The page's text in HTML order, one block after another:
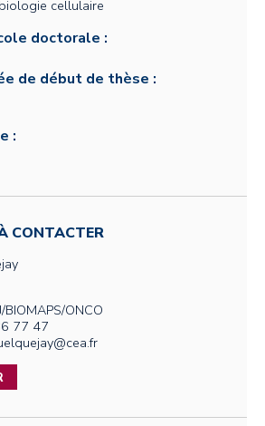
cellulaire
doctorale :
de début de thèse :
:
CONTACTER
BIOMAPS/ONCO
77 47